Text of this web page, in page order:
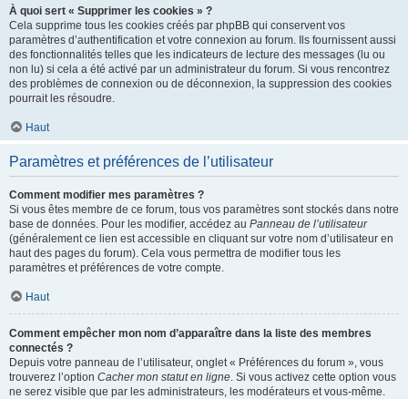
À quoi sert « Supprimer les cookies » ?
Cela supprime tous les cookies créés par phpBB qui conservent vos
paramètres d’authentification et votre connexion au forum. Ils fournissent aussi
des fonctionnalités telles que les indicateurs de lecture des messages (lu ou
non lu) si cela a été activé par un administrateur du forum. Si vous rencontrez
des problèmes de connexion ou de déconnexion, la suppression des cookies
pourrait les résoudre.
Haut
Paramètres et préférences de l’utilisateur
Comment modifier mes paramètres ?
Si vous êtes membre de ce forum, tous vos paramètres sont stockés dans notre
base de données. Pour les modifier, accédez au Panneau de l’utilisateur
(généralement ce lien est accessible en cliquant sur votre nom d’utilisateur en
haut des pages du forum). Cela vous permettra de modifier tous les
paramètres et préférences de votre compte.
Haut
Comment empêcher mon nom d’apparaître dans la liste des membres
connectés ?
Depuis votre panneau de l’utilisateur, onglet « Préférences du forum », vous
trouverez l’option Cacher mon statut en ligne. Si vous activez cette option vous
ne serez visible que par les administrateurs, les modérateurs et vous-même.